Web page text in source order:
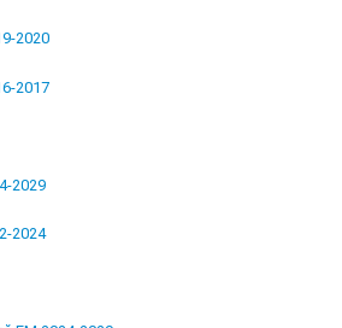
2020
2017
2029
2024